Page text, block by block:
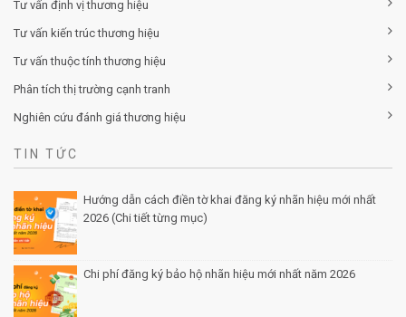
Tư vấn định vị thương hiệu
Tư vấn kiến trúc thương hiệu
Tư vấn thuộc tính thương hiệu
Phân tích thị trường cạnh tranh
Nghiên cứu đánh giá thương hiệu
TIN TỨC
Hướng dẫn cách điền tờ khai đăng ký nhãn hiệu mới nhất
2026 (Chi tiết từng mục)
Chi phí đăng ký bảo hộ nhãn hiệu mới nhất năm 2026